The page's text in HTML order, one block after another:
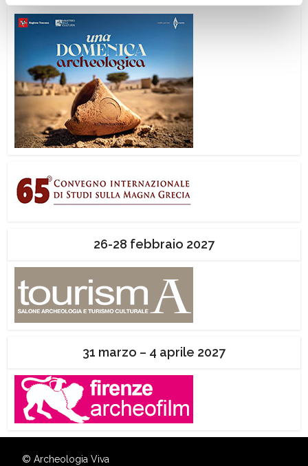
26-28 febbraio 2027
31 marzo – 4 aprile 2027
© Archeologia Viva